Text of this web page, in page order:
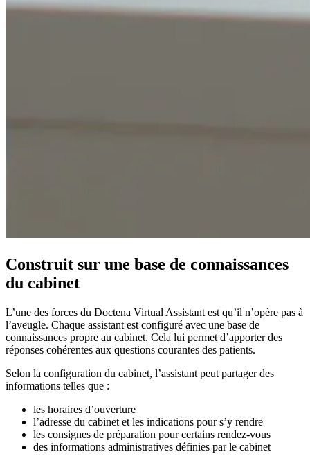
Construit sur une base de connaissances
du cabinet
L’une des forces du Doctena Virtual Assistant est qu’il n’opère pas à
l’aveugle. Chaque assistant est configuré avec une base de
connaissances propre au cabinet. Cela lui permet d’apporter des
réponses cohérentes aux questions courantes des patients.
Selon la configuration du cabinet, l’assistant peut partager des
informations telles que :
les horaires d’ouverture
l’adresse du cabinet et les indications pour s’y rendre
les consignes de préparation pour certains rendez-vous
des informations administratives définies par le cabinet